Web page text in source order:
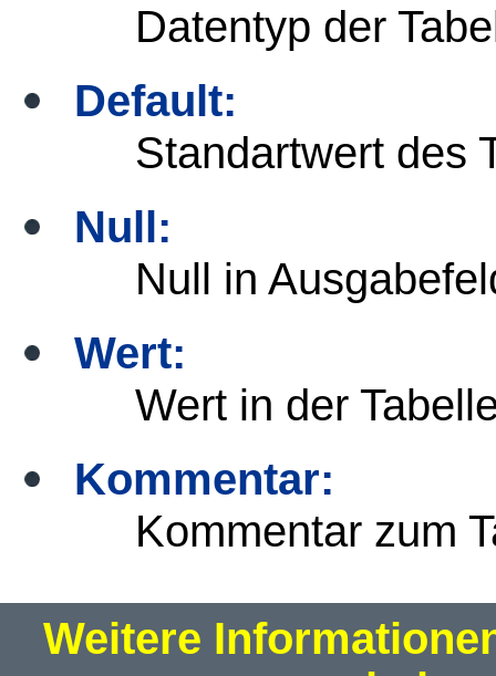
Datentyp der
Default:
Standartwert des
Null:
Null in
Wert:
Wert in der
Kommentar:
Kommentar zum
Weitere